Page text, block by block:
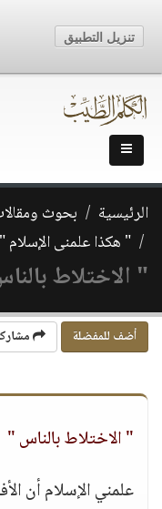
الرئيسية بحوث
" هكذا علمنى
" الاختلاط
أضف للمفضلة
" الاختلاط بالناس "
علمني الإسلام أن
تنزيل التطبيق